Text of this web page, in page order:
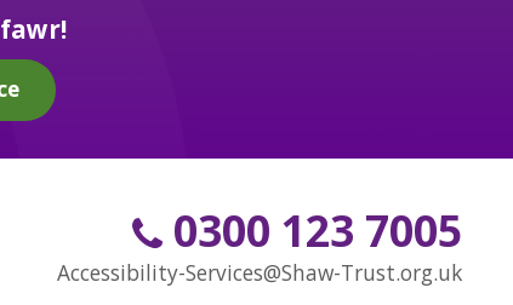
0300 123 7005
Accessibility-Services@Shaw-Trust.org.uk